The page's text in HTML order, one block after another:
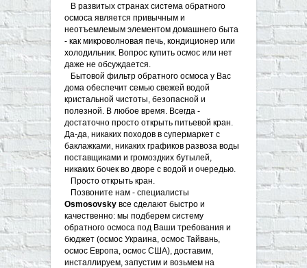
В развитых странах система обратного
осмоса является привычным и
неотъемлемым элементом домашнего быта
- как микроволновая печь, кондиционер или
холодильник. Вопрос купить осмос или нет
даже не обсуждается.
Бытовой фильтр обратного осмоса у Вас
дома обеспечит семью свежей водой
кристальной чистоты, безопасной и
полезной. В любое время. Всегда -
достаточно просто открыть питьевой кран.
Да-да, никаких походов в супермаркет с
баклажками, никаких графиков развоза воды
поставщиками и громоздких бутылей,
никаких бочек во дворе с водой и очередью.
Просто открыть кран.
Позвоните нам - специалисты
Osmosovsky все сделают быстро и
качественно: мы подберем систему
обратного осмоса под Ваши требования и
бюджет (осмос Украина, осмос Тайвань,
осмос Европа, осмос США), доставим,
инсталлируем, запустим и возьмем на